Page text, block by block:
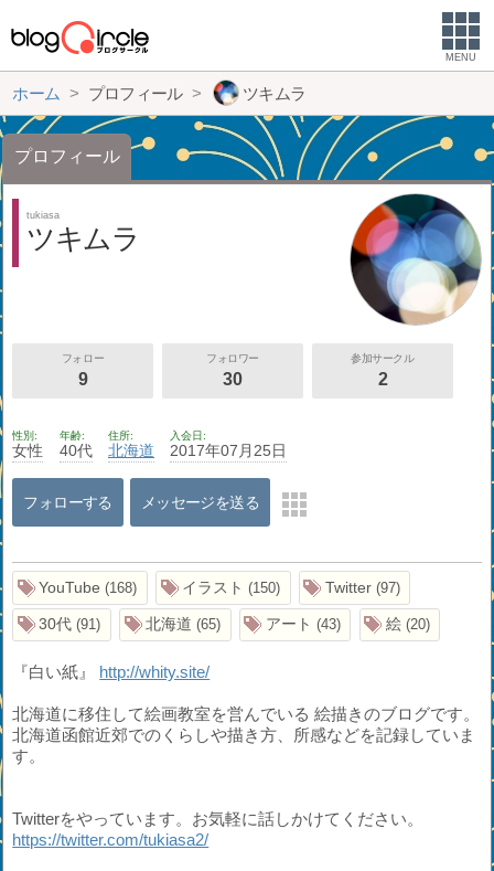
MENU
ホーム プロフィール ツキムラ
プロフィール
tukiasa
ツキムラ
フォロー
9
フォロワー
30
参加サークル
2
性別
女性
年齢
40代
住所
北海道
入会日
2017年07月25日
フォローする メッセージを送る
YouTube 168 イラスト 150 Twitter 97
30代 91 北海道 65 アート 43 絵 20
『白い紙』 http://whity.site/
北海道に移住して絵画教室を営んでいる 絵描きのブログです。
北海道函館近郊でのくらしや描き方、所感などを記録していま
す。
Twitterをやっています。お気軽に話しかけてください。
https://twitter.com/tukiasa2/